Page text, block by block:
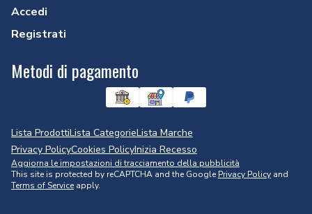
Accedi
Registrati
Metodi di pagamento
Lista ProdottiLista CategorieLista Marche
Privacy PolicyCookies PolicyInizia Recesso
Aggiorna le impostazioni di tracciamento della pubblicità
This site is protected by reCAPTCHA and the Google Privacy Policy and
Terms of Service apply.